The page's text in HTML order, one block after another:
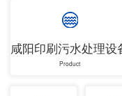
咸阳印刷污水处理设
Product